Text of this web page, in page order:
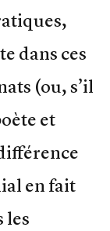
dans ces
(ou, s’il
et
en fait
les